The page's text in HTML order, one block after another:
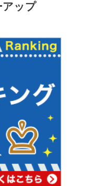
アップ